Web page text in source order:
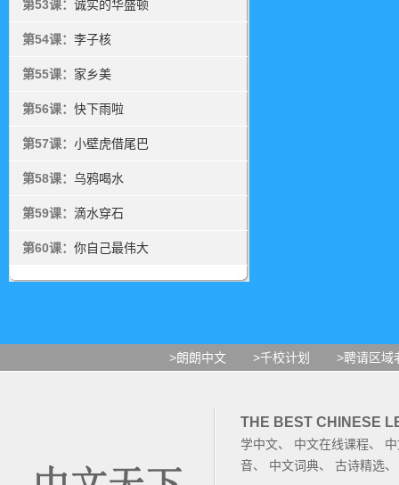
第53课： 诚实的华盛顿
第54课： 李子核
第55课： 家乡美
第56课： 快下雨啦
第57课： 小壁虎借尾巴
第58课： 乌鸦喝水
第59课： 滴水穿石
第60课： 你自己最伟大
>朗朗中文 >千校计划 >聘请区域
THE BEST CHINESE
学中文、 中文在线课程、
音、 中文词典、 古诗精选